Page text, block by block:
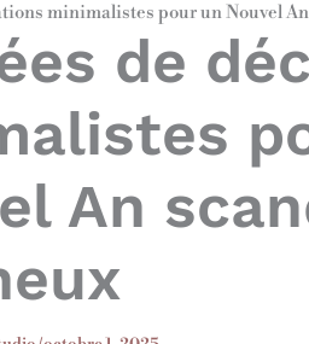
minimalistes pour un Nouvel
de
An